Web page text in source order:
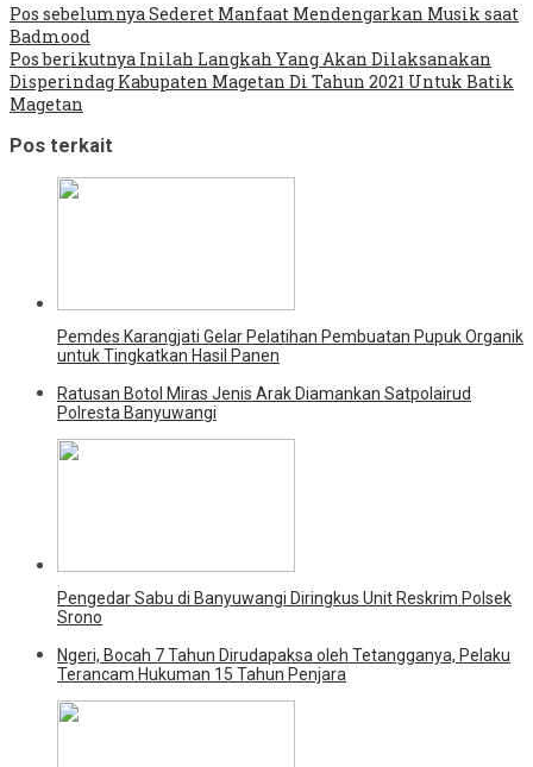
Pos sebelumnyaSederet Manfaat Mendengarkan Musik saat
Badmood
Pos berikutnya Inilah Langkah Yang Akan Dilaksanakan
Disperindag Kabupaten Magetan Di Tahun 2021 Untuk Batik
Magetan
Pos terkait
Pemdes Karangjati Gelar Pelatihan Pembuatan Pupuk Organik
untuk Tingkatkan Hasil Panen
Ratusan Botol Miras Jenis Arak Diamankan Satpolairud
Polresta Banyuwangi
Pengedar Sabu di Banyuwangi Diringkus Unit Reskrim Polsek
Srono
Ngeri, Bocah 7 Tahun Dirudapaksa oleh Tetangganya, Pelaku
Terancam Hukuman 15 Tahun Penjara